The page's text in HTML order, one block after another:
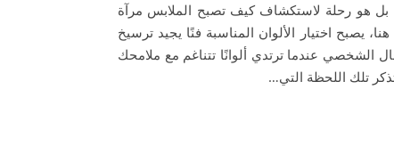
بل هو رحلة لاستكشاف كيف تصبح الملابس مرآة
يصبح اختيار الألوان المناسبة فنًا يجيد ترسيخ
الشخصي عندما ترتدي ألوانًا تتناغم مع ملامحك
تلك اللحظة التي…